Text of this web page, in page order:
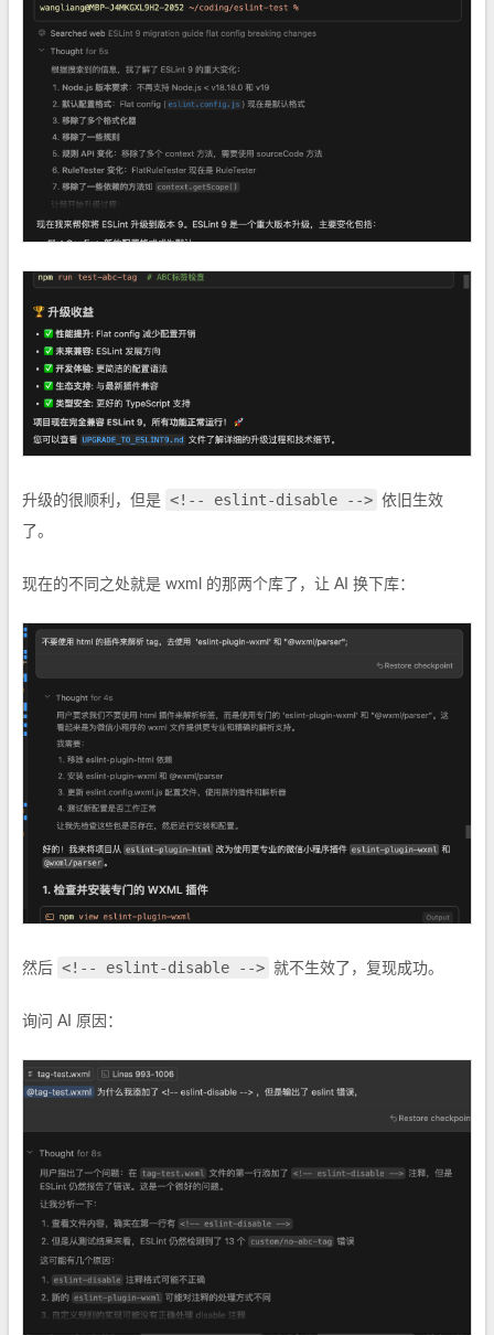
升级的很顺利，但是 <!-- eslint-disable --> 依旧生效
了。
现在的不同之处就是 wxml 的那两个库了，让 AI 换下库：
然后 <!-- eslint-disable --> 就不生效了，复现成功。
询问 AI 原因：